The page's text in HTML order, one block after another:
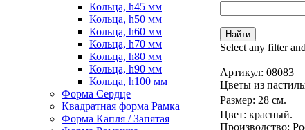
Кольца, h45 мм
Кольца, h50 мм
Кольца, h60 мм
Кольца, h70 мм
Кольца, h80 мм
Кольца, h90 мм
Кольца, h100 мм
Форма Сердце
Квадратная форма Рамка
Форма Капля / Запятая
Select any filter
Артикул: 08083
Цветы из
Размер: 28 см.
Цвет: красный.
Производство: